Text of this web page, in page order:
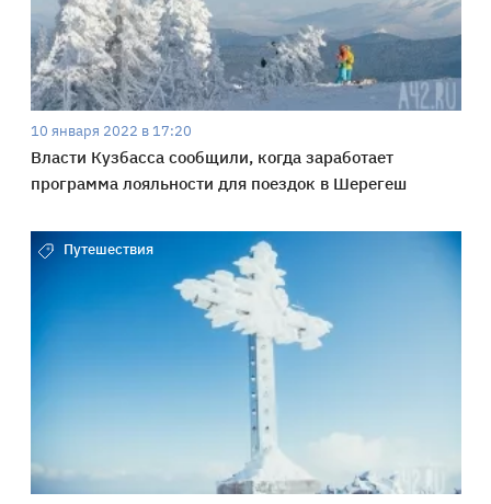
10 января 2022 в 17:20
Власти Кузбасса сообщили, когда заработает
программа лояльности для поездок в Шерегеш
Путешествия